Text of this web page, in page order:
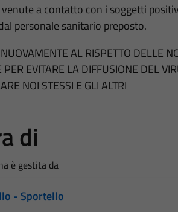
venute a contatto con i soggetti
personale sanitario preposto.
AL RISPETTO DELLE
PER EVITARE LA DIFFUSIONE DEL
NOI STESSI E GLI ALTRI
di
è gestita da
- Sportello